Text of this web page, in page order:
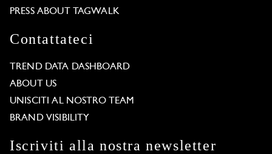
PRESS ABOUT TAGWALK
Contattateci
TREND DATA DASHBOARD
ABOUT US
UNISCITI AL NOSTRO TEAM
BRAND VISIBILITY
Iscriviti alla nostra newsletter